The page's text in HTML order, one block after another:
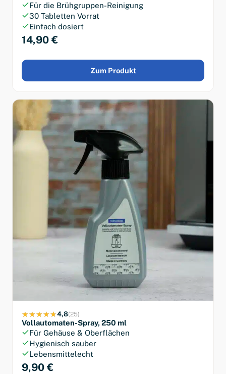
Für die Brühgruppen-Reinigung
30 Tabletten Vorrat
Einfach dosiert
14,90 €
Zum Produkt
4,8(25)
Vollautomaten-Spray, 250 ml
Für Gehäuse & Oberflächen
Hygienisch sauber
Lebensmittelecht
9,90 €